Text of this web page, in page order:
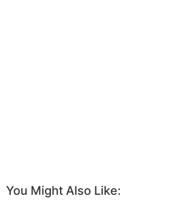
You Might Also Like: